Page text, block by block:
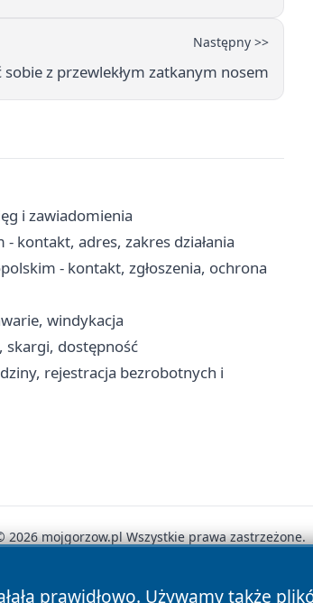
Następny >>
sobie z przewlekłym zatkanym nosem
i zawiadomienia
kontakt, adres, zakres działania
- kontakt, zgłoszenia, ochrona
windykacja
skargi, dostępność
rejestracja bezrobotnych i
prawidłowo. Używamy także
mojgorzow.pl Wszystkie prawa zastrzeżone.